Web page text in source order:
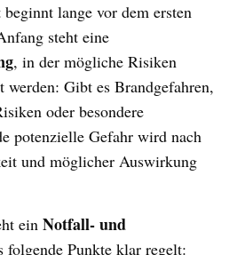
lange vor dem ersten
steht eine
, in der mögliche Risiken
Gibt es Brandgefahren,
oder besondere
potenzielle Gefahr wird nach
und möglicher Auswirkung
ein Notfall- und
folgende Punkte klar regelt: